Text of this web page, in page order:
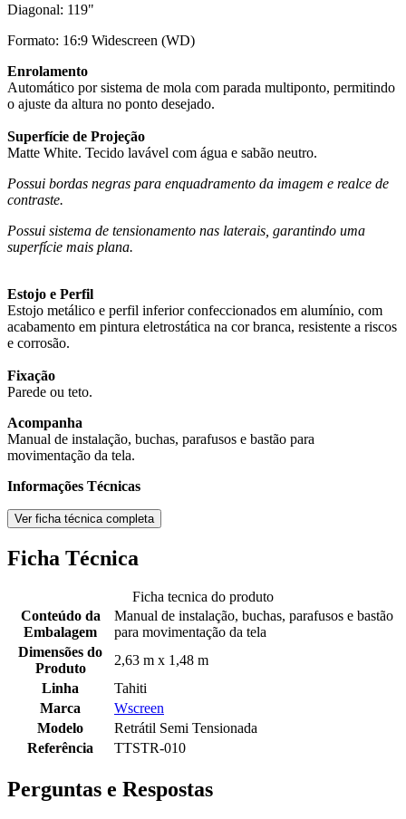
Diagonal: 119"
Formato: 16:9 Widescreen (WD)
Enrolamento
Automático por sistema de mola com parada multiponto, permitindo
o ajuste da altura no ponto desejado.
Superfície de Projeção
Matte White. Tecido lavável com água e sabão neutro.
Possui bordas negras para enquadramento da imagem e realce de
contraste.
Possui sistema de tensionamento nas laterais, garantindo uma
superfície mais plana.
Estojo e Perfil
Estojo metálico e perfil inferior confeccionados em alumínio, com
acabamento em pintura eletrostática na cor branca, resistente a riscos
e corrosão.
Fixação
Parede ou teto.
Acompanha
Manual de instalação, buchas, parafusos e bastão para
movimentação da tela.
Informações Técnicas
Ver ficha técnica completa
Ficha Técnica
Ficha tecnica do produto
Conteúdo da
Embalagem
Manual de instalação, buchas, parafusos e bastão
para movimentação da tela
Dimensões do
Produto
2,63 m x 1,48 m
Linha
Tahiti
Marca
Wscreen
Modelo
Retrátil Semi Tensionada
Referência
TTSTR-010
Perguntas e Respostas